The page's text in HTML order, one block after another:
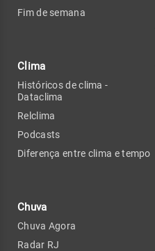
Fim de semana
Clima
Históricos de clima -
Dataclima
Relclima
Podcasts
Diferença entre clima e tempo
Chuva
Chuva Agora
Radar RJ